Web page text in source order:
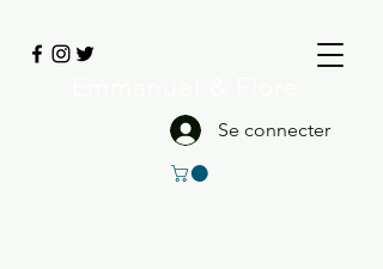
Se connecter